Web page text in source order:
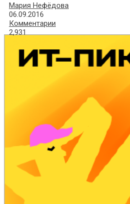
Мария Нефёдова
06.09.2016
Комментарии
2,931